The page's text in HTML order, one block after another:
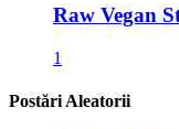
Raw Vegan
1
Postări Aleatorii